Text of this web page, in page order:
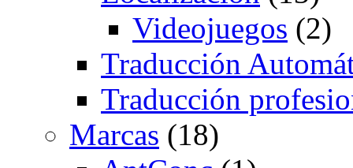
Videojuegos (2)
Traducción
Traducción
Marcas (18)